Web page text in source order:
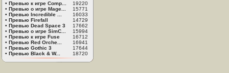
• Превью к игре Comp...
19220
• Превью о игре Mage...
15771
• Превью Incredible ...
16033
• Превью Firefall
14729
• Превью Dead Space 3
17662
• Превью о игре SimC...
15994
• Превью к игре Fuse
16712
• Превью Red Orche...
16941
• Превью Gothic 3
17644
• Превью Black & W... 18720